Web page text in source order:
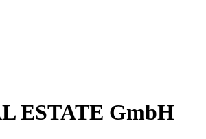
ESTATE GmbH